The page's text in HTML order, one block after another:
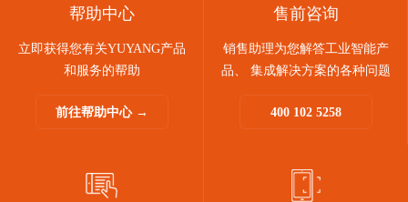
帮助中心
立即获得您有关YUYANG产品
和服务的帮助
前往帮助中心 →
售前咨询
销售助理为您解答工业智能产
品、 集成解决方案的各种问题
400 102 5258